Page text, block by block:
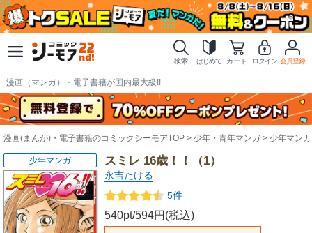
検索 はじめて カート ログイン 会員登録
漫画（マンガ）・電子書籍が国内最大級!!
漫画(まんが)・電子書籍のコミックシーモアTOP 少年・青年マンガ 少年マンガ
スミレ 16歳！！（1）
永吉たける
5件
540pt/594円(税込)
少年マンガ